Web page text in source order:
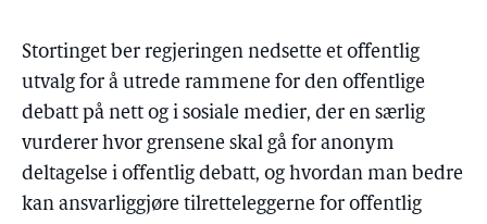
Stortinget ber regjeringen nedsette et offentlig
utvalg for å utrede rammene for den offentlige
debatt på nett og i sosiale medier, der en særlig
vurderer hvor grensene skal gå for anonym
deltagelse i offentlig debatt, og hvordan man bedre
kan ansvarliggjøre tilretteleggerne for offentlig